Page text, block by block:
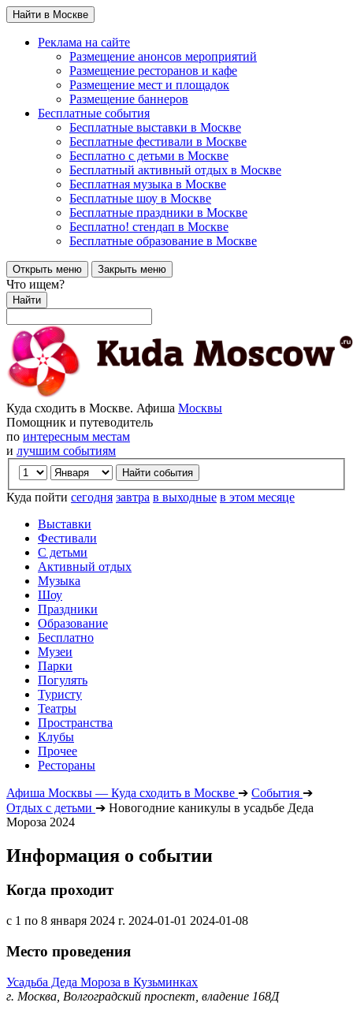
Найти в Москве
Реклама на сайте
Размещение анонсов мероприятий
Размещение ресторанов и кафе
Размещение мест и площадок
Размещение баннеров
Бесплатные события
Бесплатные выставки в Москве
Бесплатные фестивали в Москве
Бесплатно с детьми в Москве
Бесплатный активный отдых в Москве
Бесплатная музыка в Москве
Бесплатные шоу в Москве
Бесплатные праздники в Москве
Бесплатно! стендап в Москве
Бесплатные образование в Москве
Открыть меню Закрыть меню
Что ищем?
Найти
Куда сходить в Москве. Афиша Москвы
Помощник и путеводитель
по интересным местам
и лучшим событиям
Куда пойти сегодня завтра в выходные в этом месяце
Выставки
Фестивали
С детьми
Активный отдых
Музыка
Шоу
Праздники
Образование
Бесплатно
Музеи
Парки
Погулять
Туристу
Театры
Пространства
Клубы
Прочее
Рестораны
Афиша Москвы — Куда сходить в Москве ➔ События ➔
Отдых с детьми ➔ Новогодние каникулы в усадьбе Деда
Мороза 2024
Информация о событии
Когда проходит
с 1 по 8 января 2024 г. 2024-01-01 2024-01-08
Место проведения
Усадьба Деда Мороза в Кузьминках
г. Москва, Волгоградский проспект, владение 168Д